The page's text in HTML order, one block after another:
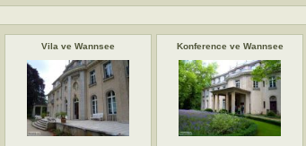
Vila ve Wannsee Konference ve Wannsee